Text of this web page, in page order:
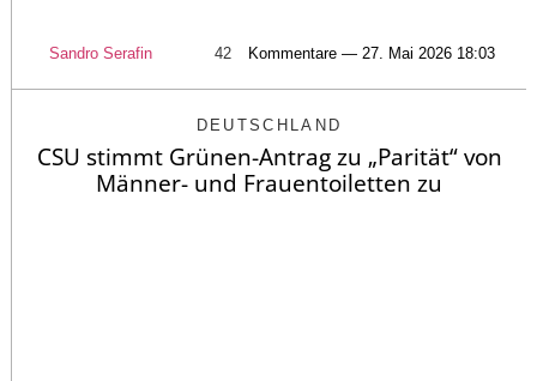
Sandro Serafin 42 Kommentare — 27. Mai 2026 18:03
DEUTSCHLAND
CSU stimmt Grünen-Antrag zu „Parität“ von
Männer- und Frauentoiletten zu